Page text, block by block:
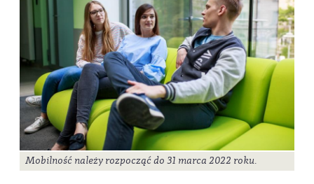
Mobilność należy rozpocząć do 31 marca 2022 roku.